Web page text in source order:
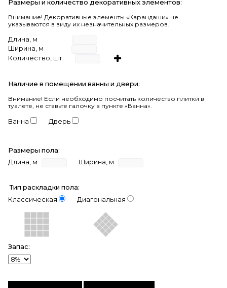
Размеры и количество декоративных элементов:
Внимание! Декоративные элементы «Карандаши» не
указываются в виду их незначительных размеров.
Длина, м
Ширина, м
Количество, шт.
Наличие в помещении ванны и двери:
Внимание! Если необходимо посчитать количество плитки в
туалете, не ставьте галочку в пункте «Ванна».
Ванна Дверь
Размеры пола:
Длина, м
Ширина, м
Тип раскладки пола:
Классическая
Диагональная
Запас: